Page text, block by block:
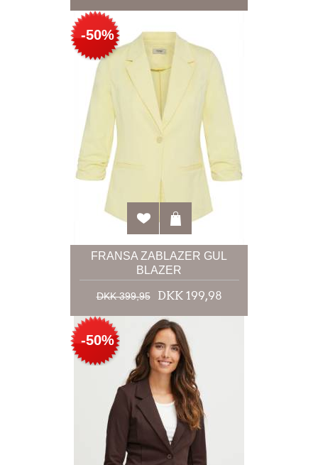
-50%
FRANSA ZABLAZER GUL
BLAZER
DKK 399,95 DKK 199,98
-50%